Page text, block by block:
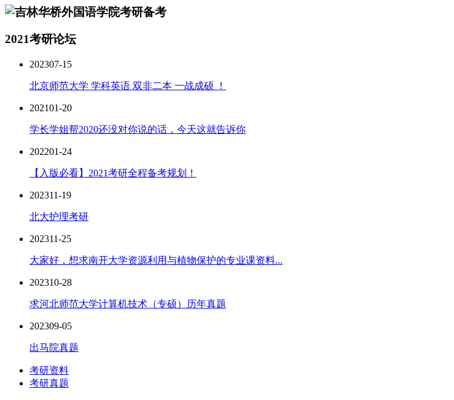
2021考研论坛
202307-15
北京师范大学 学科英语 双非二本 一战成硕 ！
202101-20
学长学姐帮2020还没对你说的话，今天这就告诉你
202201-24
【入版必看】2021考研全程备考规划！
202311-19
北大护理考研
202311-25
大家好，想求南开大学资源利用与植物保护的专业课资料...
202310-28
求河北师范大学计算机技术（专硕）历年真题
202309-05
出马院真题
考研资料
考研真题